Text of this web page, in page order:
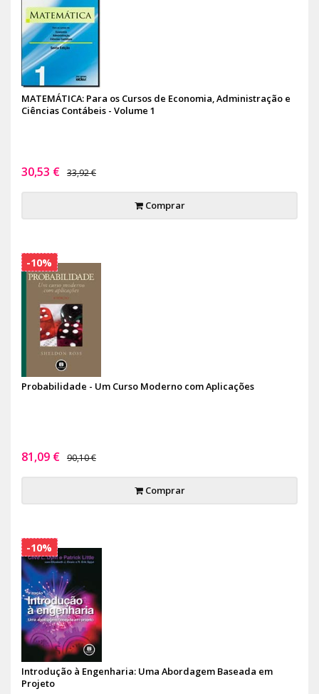
MATEMÁTICA: Para os Cursos de Economia, Administração e
Ciências Contábeis - Volume 1
30,53 € 33,92 €
Comprar
Probabilidade - Um Curso Moderno com Aplicações
81,09 € 90,10 €
Comprar
-10%
Introdução à Engenharia: Uma Abordagem Baseada em
Projeto
-10%